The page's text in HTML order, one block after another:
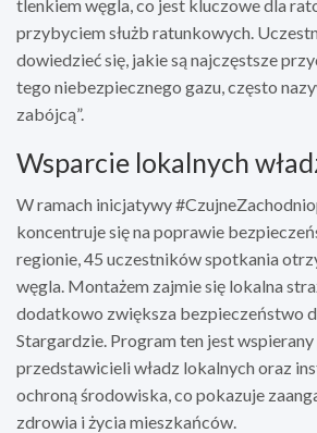
tlenkiem węgla, co jest kluczowe dla
przybyciem służb ratunkowych.
dowiedzieć się, jakie są najczęstsze
tego niebezpiecznego gazu, często
zabójcą”.
Wsparcie lokalnych
W ramach inicjatywy
koncentruje się na poprawie
regionie, 45 uczestników spotkania
węgla. Montażem zajmie się lokalna
dodatkowo zwiększa bezpieczeństwo
Stargardzie. Program ten jest
przedstawicieli władz lokalnych oraz
ochroną środowiska, co pokazuje
zdrowia i życia mieszkańców.